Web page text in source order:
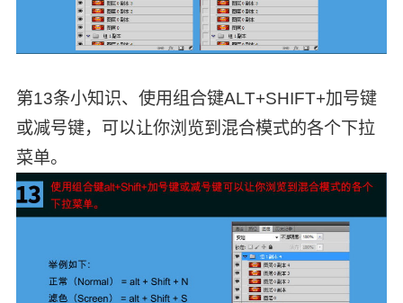
第13条小知识、使用组合键ALT+SHIFT+加号键
或减号键，可以让你浏览到混合模式的各个下拉
菜单。